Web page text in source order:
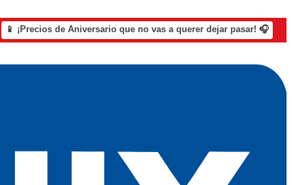
📱 ¡Precios de Aniversario que no vas a querer dejar pasar! 🎧